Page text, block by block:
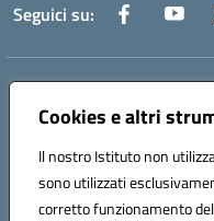
Cookies e altri
Il nostro Istituto non
sono utilizzati
corretto funzionamento
Seguici su:
Indirizzo:
Centralino:0885.426034
Codice fiscale: 81002930717
Codice meccanografico: